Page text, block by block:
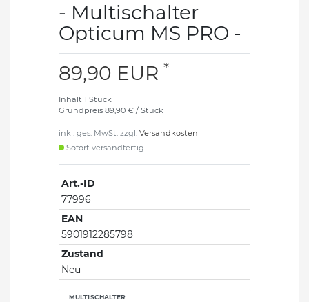
- Multischalter
Opticum MS PRO -
89,90 EUR *
Inhalt 1 Stück
Grundpreis 89,90 € / Stück
inkl. ges. MwSt. zzgl. Versandkosten
Sofort versandfertig
Art.-ID
77996
EAN
5901912285798
Zustand
Neu
MULTISCHALTER